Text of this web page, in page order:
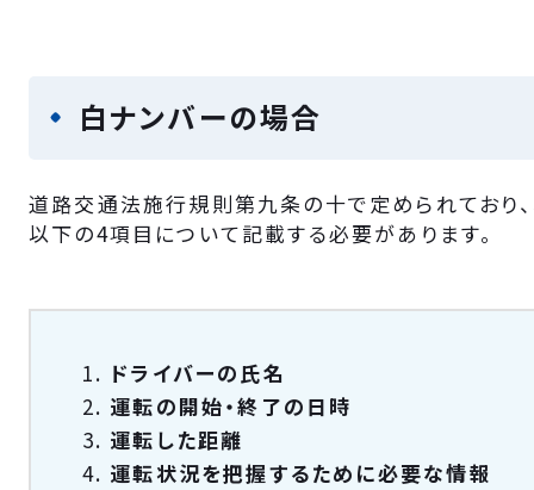
白ナンバーの場合
道路交通法施行規則第九条の十で定められており
以下の4項目について記載する必要があります。
ドライバーの氏名
運転の開始・終了の日時
運転した距離
運転状況を把握するために必要な情報